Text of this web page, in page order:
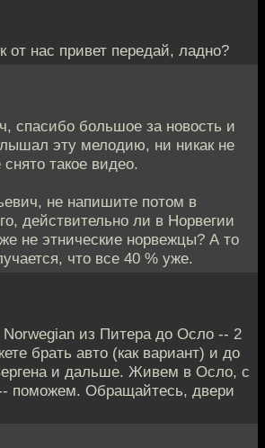
от нас привет передай, ладно?
спасибо большое за новость и
эту мелодию, ни никак не
такое видео.
не напишите потом в
действительно ли в Норвегии
не этнические норвежцы? А то
что все 40 % уже.
из Питера до Осло -- 2
брать авто (как вариант) и до
и дальше. Живем в Осло, с
поможем. Обращайтесь, двери